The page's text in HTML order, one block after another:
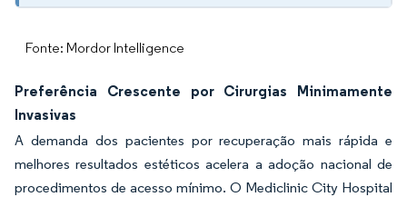
Fonte: Mordor Intelligence
Preferência Crescente por Cirurgias Minimamente
Invasivas
A demanda dos pacientes por recuperação mais rápida e
melhores resultados estéticos acelera a adoção nacional de
procedimentos de acesso mínimo. O Mediclinic City Hospital